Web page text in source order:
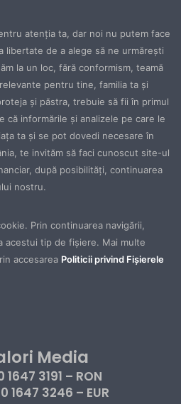
atenţia ta, dar noi nu putem face
libertate de a alege să ne urmăreşti
la un loc, fără conformism, teamă
pentru tine, familia ta şi
şi păstra, trebuie să fii în primul
că informările şi analizele pe care le
ta şi se pot dovedi necesare în
te invităm să faci cunoscut site-ul
după posibilităţi, continuarea
nostru.
Prin continuarea navigării,
acestui tip de fișiere. Mai multe
accesarea Politicii privind Fișierele
Media
3191 – RON
1647 3246 – EUR